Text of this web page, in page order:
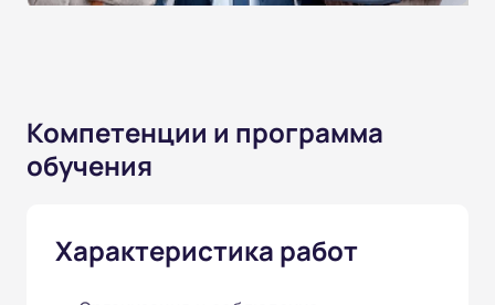
Компетенции и программа
обучения
Характеристика работ